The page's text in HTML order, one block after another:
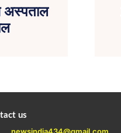
अस्पताल
us